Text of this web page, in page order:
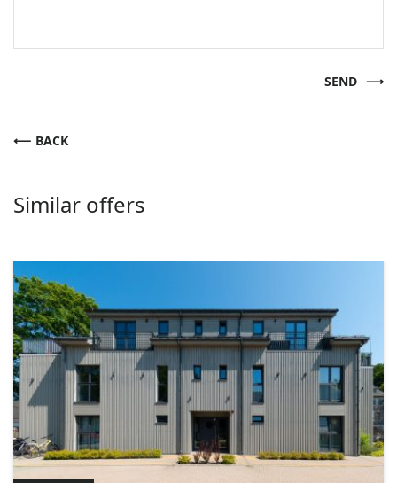
SEND
BACK
Similar offers